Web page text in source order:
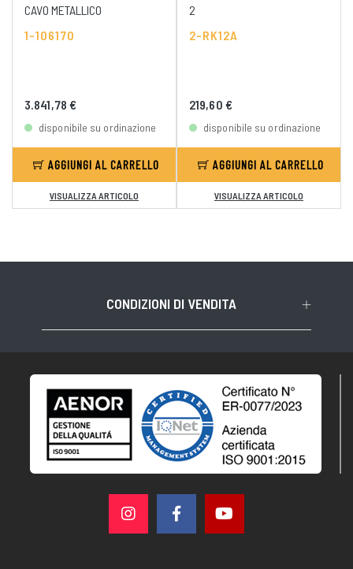
CAVO METALLICO
1-106170
3.841,78 €
disponibile su ordinazione
AGGIUNGI AL CARRELLO
VISUALIZZA ARTICOLO
2
2-RK12A
219,60 €
disponibile su ordinazione
AGGIUNGI AL CARRELLO
VISUALIZZA ARTICOLO
CONDIZIONI DI VENDITA